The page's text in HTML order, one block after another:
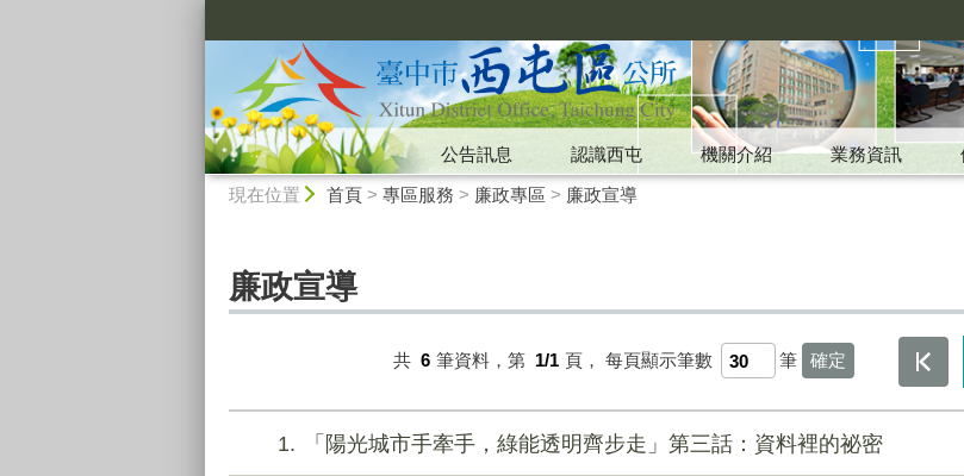
公告訊息 認識西屯 機關介紹 業務資訊
現在位置 首頁> 專區服務 > 廉政專區 > 廉政宣導
廉政宣導
共 6 筆資料，第 1/1 頁， 每頁顯示筆數 筆
1 「陽光城市手牽手，綠能透明齊步走」第三話：資料裡的祕密